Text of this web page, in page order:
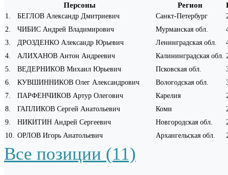
Персоны Регион
1. БЕГЛОВ Александр Дмитриевич Санкт-Петербург
2. ЧИБИС Андрей Владимирович Мурманская обл.
3. ДРОЗДЕНКО Александр Юрьевич Ленинградская обл.
4. АЛИХАНОВ Антон Андреевич Калининградская обл.
5. ВЕДЕРНИКОВ Михаил Юрьевич Псковская обл.
6. КУВШИННИКОВ Олег Александрович Вологодская обл.
7. ПАРФЕНЧИКОВ Артур Олегович Карелия
8. ГАПЛИКОВ Сергей Анатольевич Коми
9. НИКИТИН Андрей Сергеевич Новгородская обл.
10. ОРЛОВ Игорь Анатольевич Архангельская обл.
Все позиции (11)